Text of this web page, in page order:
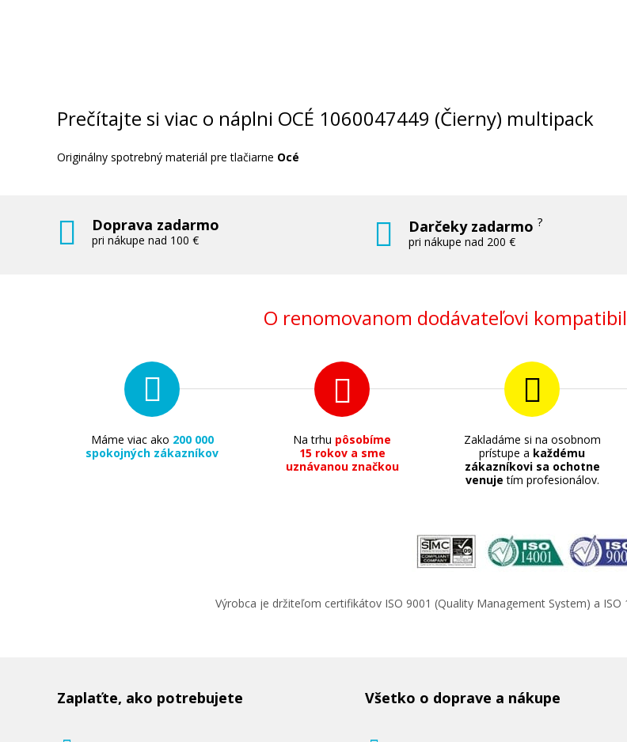
Prečítajte si viac o náplni OCÉ 1060047449 (Čierny) multipack
Originálny spotrebný materiál pre tlačiarne Océ
Doprava zadarmo
pri nákupe nad 100 €
Darčeky zadarmo?
pri nákupe nad 200 €
O renomovanom dodávateľovi
Máme viac ako 200 000
spokojných zákazníkov
Na trhu pôsobíme
15 rokov a sme
uznávanou značkou
Zakladáme si na osobnom
prístupe a každému
zákazníkovi sa ochotne
venuje tím profesionálov.
Výrobca je držiteľom certifikátov ISO 9001 (Quality Management System) a
Zaplaťte, ako potrebujete Všetko o doprave a nákupe